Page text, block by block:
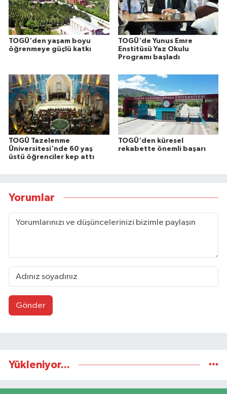
TOGÜ'den yaşam boyu
öğrenmeye güçlü katkı
TOGÜ'de Yunus Emre
Enstitüsü Yaz Okulu
Programı başladı
TOGÜ Tazelenme
Üniversitesi'nde 60 yaş
üstü öğrenciler kep attı
TOGÜ'den küresel
rekabette önemli başarı
Yorumlar
Gönder
Yükleniyor...